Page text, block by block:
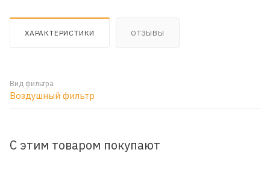
ХАРАКТЕРИСТИКИ ОТЗЫВЫ
Вид фильтра
Воздушный фильтр
С этим товаром покупают